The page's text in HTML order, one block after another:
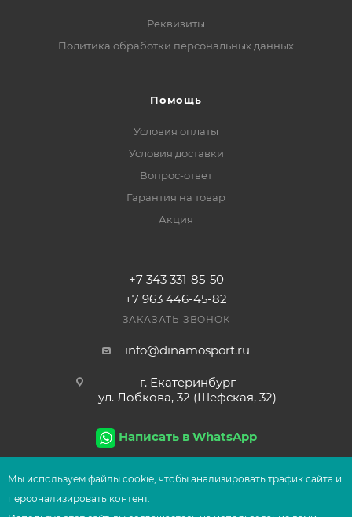
Реквизиты
Политика обработки персональных данных
Помощь
Условия оплаты
Условия доставки
Вопрос-ответ
Гарантия на товар
Акция
+7 343 331-85-50
+7 963 446-45-82
ЗАКАЗАТЬ ЗВОНОК
info@dinamosport.ru
г. Екатеринбург
ул. Лобкова, 32 (Шефская, 32)
Написать в WhatsApp
2026© Сеть магазинов UFOsport
Мы используем файлы сооkіе, чтобы анализировать трафик сайта и
персонализировать контент.